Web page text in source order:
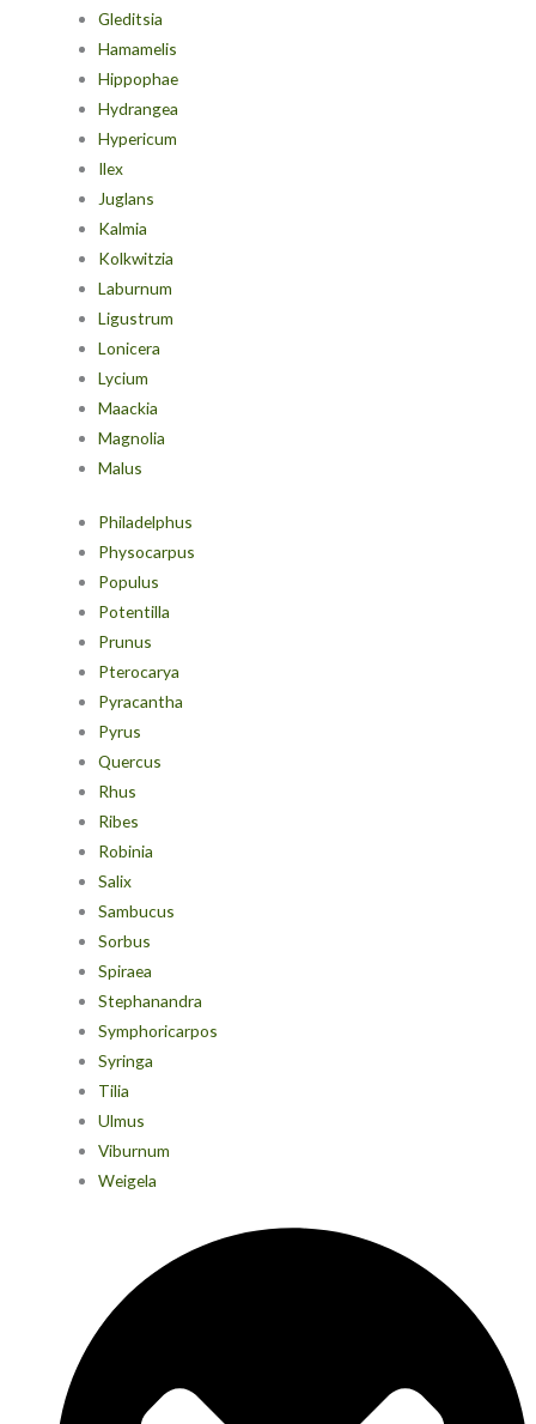
Gleditsia
Hamamelis
Hippophae
Hydrangea
Hypericum
Ilex
Juglans
Kalmia
Kolkwitzia
Laburnum
Ligustrum
Lonicera
Lycium
Maackia
Magnolia
Malus
Philadelphus
Physocarpus
Populus
Potentilla
Prunus
Pterocarya
Pyracantha
Pyrus
Quercus
Rhus
Ribes
Robinia
Salix
Sambucus
Sorbus
Spiraea
Stephanandra
Symphoricarpos
Syringa
Tilia
Ulmus
Viburnum
Weigela